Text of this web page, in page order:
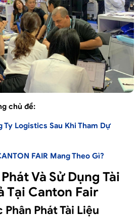
chủ đề:
Ty Logistics Sau Khi Tham Dự
FAIR Mang Theo Gì?
Và Sử Dụng Tài
Tại Canton Fair
Phát Tài Liệu